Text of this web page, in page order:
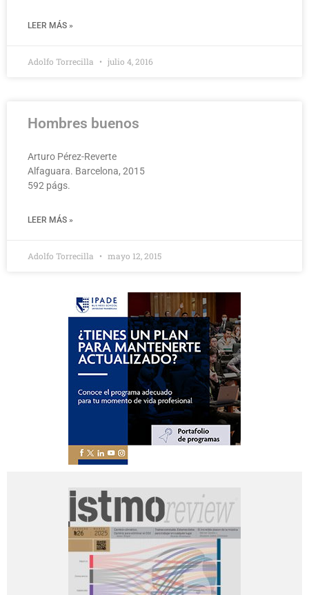
LEER MÁS »
Adolfo Torrecilla julio 4, 2016
Hombres buenos
Arturo Pérez-Reverte
Alfaguara. Barcelona, 2015
592 págs.
LEER MÁS »
Adolfo Torrecilla mayo 12, 2015